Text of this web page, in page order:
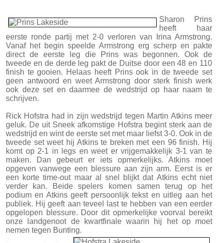
Sharon Prins
heeft haar
eerste ronde partij met 2-0 verloren van Irina Armstrong.
Vanaf het begin speelde Armstrong erg scherp en pakte
direct de eerste leg die Prins was begonnen. Ook de
tweede en de derde leg pakt de Duitse door een 48 en 110
finish te gooien. Helaas heeft Prins ook in de tweede set
geen antwoord en weet Armstrong door sterk finish werk
ook deze set en daarmee de wedstrijd op haar naam te
schrijven.
Rick Hofstra had in zijn wedstrijd tegen Martin Atkins meer
geluk. De uit Sneek afkomstige Hofstra begint sterk aan de
wedstrijd en wint de eerste set met maar liefst 3-0. Ook in de
tweede set weet hij Atkins te breken met een 96 finish. Hij
komt op 2-1 in legs en weet er vrijgemakkelijk 3-1 van te
maken. Dan gebeurt er iets opmerkelijks. Atkins moet
opgeven vanwege een blessure aan zijn arm. Eerst is er
een korte time-out maar al snel blijkt dat Atkins echt niet
verder kan. Beide spelers komen samen terug op het
podium en Atkins geeft persoonlijk tekst en uitleg aan het
publiek. Hij geeft aan teveel last te hebben van een eerder
opgelopen blessure. Door dit opmerkelijke voorval bereikt
onze landgenoot de kwartfinale waarin hij het op moet
nemen tegen Bunting.